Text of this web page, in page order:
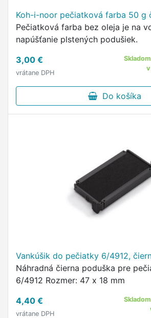
Koh-i-noor pečiatková farba 50 g
Pečiatková farba bez oleja je na
napúšťanie plstených podušiek.
3,00 €
vrátane DPH
Do košíka
Vankúšik do pečiatky 6/4912,
Náhradná čierna poduška pre
6/4912 Rozmer: 47 x 18 mm
4,40 €
vrátane DPH